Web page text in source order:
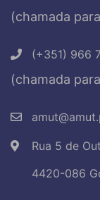
(chamada
(+351) 966
(chamada
Rua 5 de
4420-086